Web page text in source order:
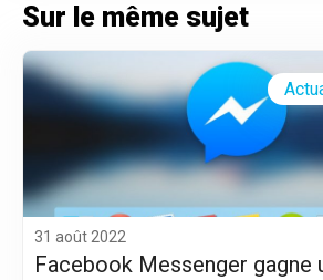
Sur le même sujet
31 août 2022
Facebook Messenger gagne